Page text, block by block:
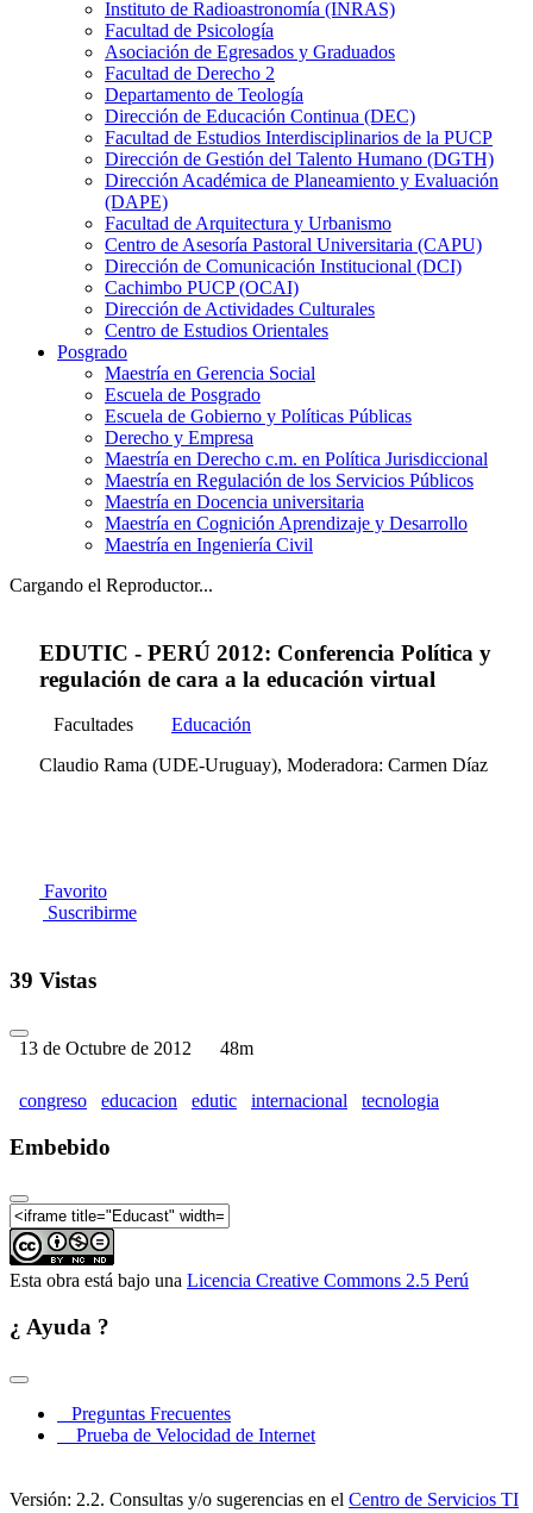
Instituto de Radioastronomía (INRAS)
Facultad de Psicología
Asociación de Egresados y Graduados
Facultad de Derecho 2
Departamento de Teología
Dirección de Educación Continua (DEC)
Facultad de Estudios Interdisciplinarios de la PUCP
Dirección de Gestión del Talento Humano (DGTH)
Dirección Académica de Planeamiento y Evaluación
(DAPE)
Facultad de Arquitectura y Urbanismo
Centro de Asesoría Pastoral Universitaria (CAPU)
Dirección de Comunicación Institucional (DCI)
Cachimbo PUCP (OCAI)
Dirección de Actividades Culturales
Centro de Estudios Orientales
Posgrado
Maestría en Gerencia Social
Escuela de Posgrado
Escuela de Gobierno y Políticas Públicas
Derecho y Empresa
Maestría en Derecho c.m. en Política Jurisdiccional
Maestría en Regulación de los Servicios Públicos
Maestría en Docencia universitaria
Maestría en Cognición Aprendizaje y Desarrollo
Maestría en Ingeniería Civil
Cargando el Reproductor...
EDUTIC - PERÚ 2012: Conferencia Política y
regulación de cara a la educación virtual
Facultades
Educación
Claudio Rama (UDE-Uruguay), Moderadora: Carmen Díaz
Favorito
Suscribirme
39 Vistas
13 de Octubre de 2012 48m
congreso educacion edutic internacional tecnologia
Embebido
Esta obra está bajo una Licencia Creative Commons 2.5 Perú
¿ Ayuda ?
Preguntas Frecuentes
Prueba de Velocidad de Internet
Versión: 2.2. Consultas y/o sugerencias en el Centro de Servicios TI